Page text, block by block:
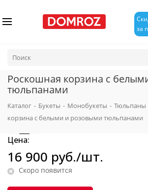
за
Роскошная корзина с
тюльпанами
Каталог - Букеты - Монобукеты - Тюльпаны
корзина с белыми и розовыми тюльпанами
Цена:
16 900 руб./шт.
Скоро появится